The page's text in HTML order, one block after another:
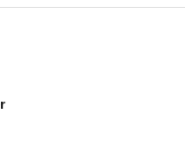
på hendes
lyst til at forfølge din